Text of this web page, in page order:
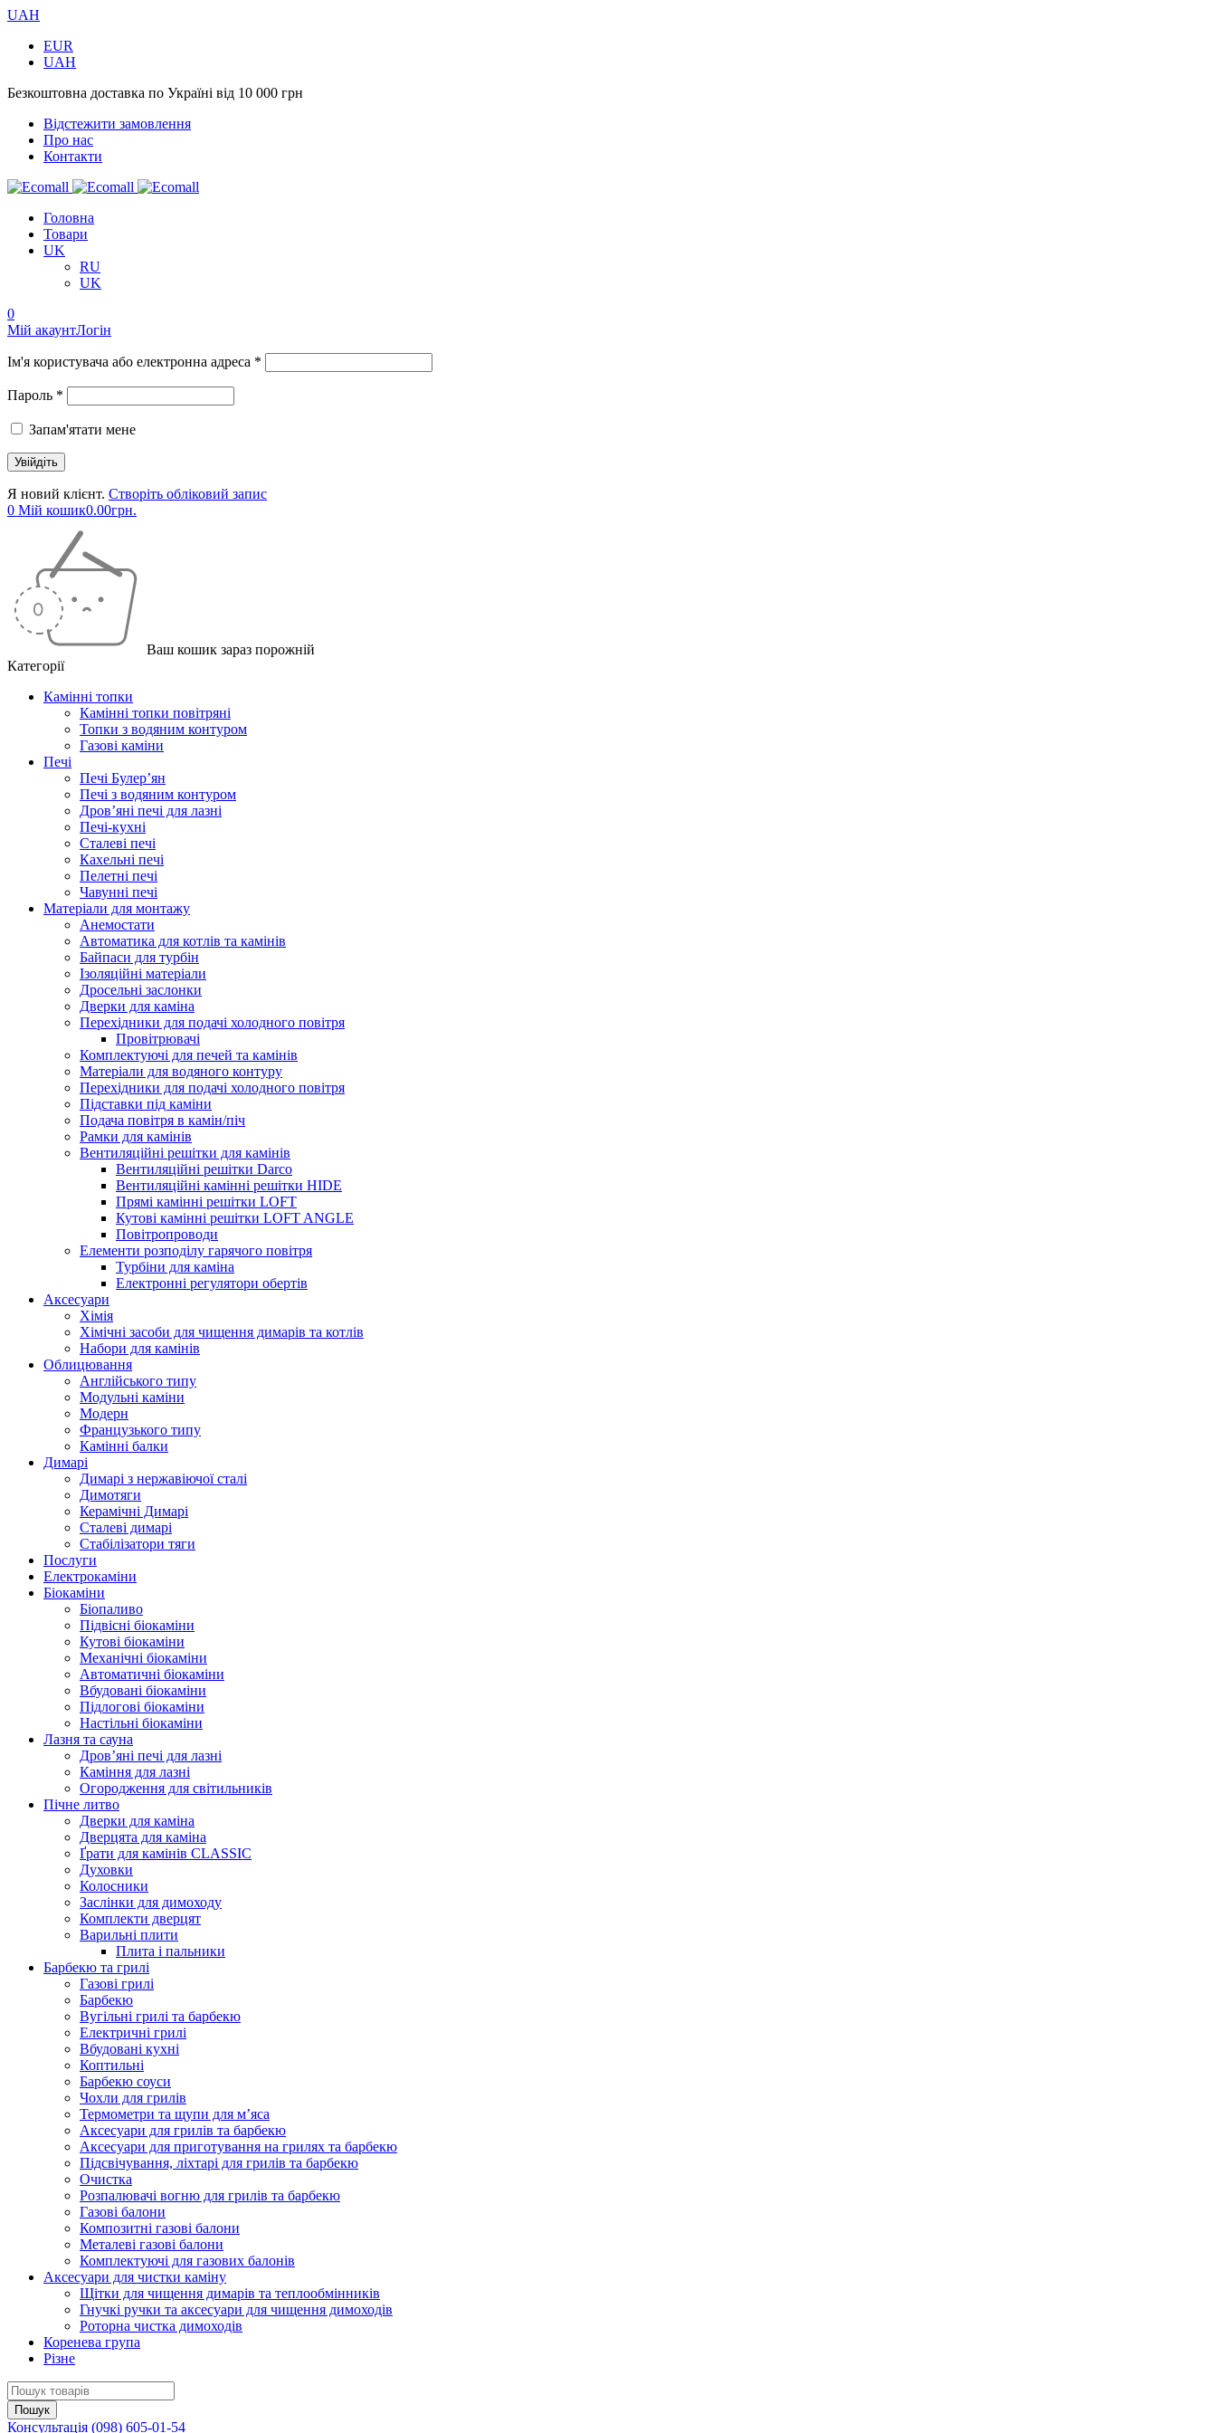
UAH
EUR
UAH
Безкоштовна доставка по Україні від 10 000 грн
Відстежити замовлення
Про нас
Контакти
Головна
Товари
UK
RU
UK
0
Мій акаунтЛогін
Ім'я користувача або електронна адреса *
Пароль *
Запам'ятати мене
Я новий клієнт. Створіть обліковий запис
0 Мій кошик0.00грн.
Ваш кошик зараз порожній
Категорії
Камінні топки
Камінні топки повітряні
Топки з водяним контуром
Газові каміни
Печі
Печі Булер’ян
Печі з водяним контуром
Дров’яні печі для лазні
Печі-кухні
Сталеві печі
Кахельні печі
Пелетні печі
Чавунні печі
Матеріали для монтажу
Анемостати
Автоматика для котлів та камінів
Байпаси для турбін
Ізоляційні матеріали
Дросельні заслонки
Дверки для каміна
Перехідники для подачі холодного повітря
Провітрювачі
Комплектуючі для печей та камінів
Матеріали для водяного контуру
Перехідники для подачі холодного повітря
Підставки під каміни
Подача повітря в камін/піч
Рамки для камінів
Вентиляційні решітки для камінів
Вентиляційні решітки Darco
Вентиляційні камінні решітки HIDE
Прямі камінні решітки LOFT
Кутові камінні решітки LOFT ANGLE
Повітропроводи
Елементи розподілу гарячого повітря
Турбіни для каміна
Електронні регулятори обертів
Аксесуари
Хімія
Хімічні засоби для чищення димарів та котлів
Набори для камінів
Облицювання
Англійського типу
Модульні каміни
Модерн
Французького типу
Камінні балки
Димарі
Димарі з нержавіючої сталі
Димотяги
Керамічні Димарі
Сталеві димарі
Стабілізатори тяги
Послуги
Електрокаміни
Біокаміни
Біопаливо
Підвісні біокаміни
Кутові біокаміни
Механічні біокаміни
Автоматичні біокаміни
Вбудовані біокаміни
Підлогові біокаміни
Настільні біокаміни
Лазня та сауна
Дров’яні печі для лазні
Каміння для лазні
Огородження для світильників
Пічне литво
Дверки для каміна
Дверцята для каміна
Ґрати для камінів CLASSIC
Духовки
Колосники
Заслінки для димоходу
Комплекти дверцят
Варильні плити
Плита і пальники
Барбекю та грилі
Газові грилі
Барбекю
Вугільні грилі та барбекю
Електричні грилі
Вбудовані кухні
Коптильні
Барбекю соуси
Чохли для грилів
Термометри та щупи для м’яса
Аксесуари для грилів та барбекю
Аксесуари для приготування на грилях та барбекю
Підсвічування, ліхтарі для грилів та барбекю
Очистка
Розпалювачі вогню для грилів та барбекю
Газові балони
Композитні газові балони
Металеві газові балони
Комплектуючі для газових балонів
Аксесуари для чистки каміну
Щітки для чищення димарів та теплообмінників
Гнучкі ручки та аксесуари для чищення димоходів
Роторна чистка димоходів
Коренева група
Різне
Консультація (098) 605-01-54